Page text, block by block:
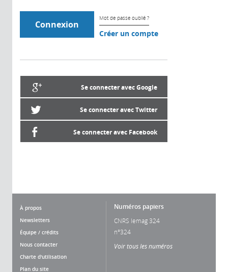
Mot de passe oublié ?
Créer un compte
Se connecter avec Google
Se connecter avec Twitter
Se connecter avec Facebook
À propos
Newsletters
Équipe / crédits
Nous contacter
Charte d'utilisation
Plan du site
Numéros papiers
CNRS lemag 324
n°324
Voir tous les numéros